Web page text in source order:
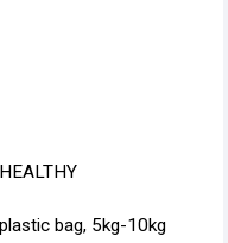
bag, 5kg-10kg